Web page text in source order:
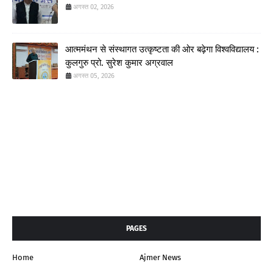
अगस्त 02, 2026
आत्ममंथन से संस्थागत उत्कृष्टता की ओर बढ़ेगा विश्वविद्यालय :
कुलगुरु प्रो. सुरेश कुमार अग्रवाल
अगस्त 05, 2026
PAGES
Home
Ajmer News